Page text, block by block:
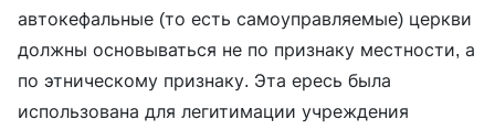
автокефальные (то есть самоуправляемые) церкви
должны основываться не по признаку местности, а
по этническому признаку. Эта ересь была
использована для легитимации учреждения